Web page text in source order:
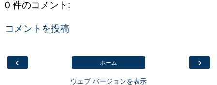
0 件のコメント:
コメントを投稿
‹ ›
ホーム
ウェブ バージョンを表示